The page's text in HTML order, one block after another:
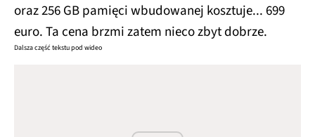
oraz 256 GB pamięci wbudowanej kosztuje... 699
euro. Ta cena brzmi zatem nieco zbyt dobrze.
Dalsza część tekstu pod wideo